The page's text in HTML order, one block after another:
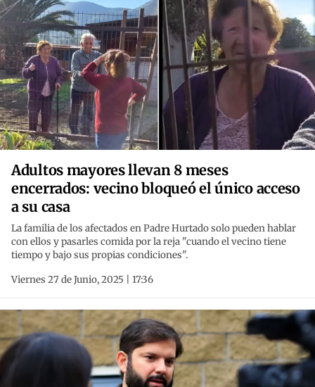
Adultos mayores llevan 8 meses
encerrados: vecino bloqueó el único acceso
a su casa
La familia de los afectados en Padre Hurtado solo pueden hablar
con ellos y pasarles comida por la reja "cuando el vecino tiene
tiempo y bajo sus propias condiciones".
Viernes 27 de Junio, 2025 | 17:36